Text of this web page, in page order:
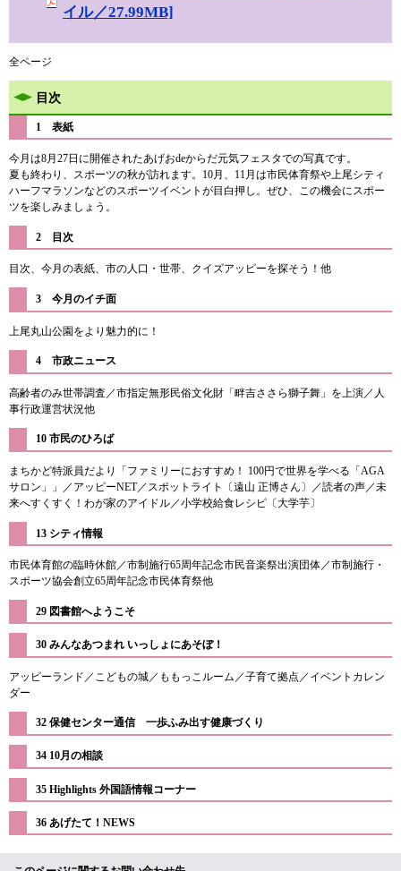
イル／27.99MB]
全ページ
目次
1 表紙
今月は8月27日に開催されたあげおdeからだ元気フェスタでの写真です。
夏も終わり、スポーツの秋が訪れます。10月、11月は市民体育祭や上尾シティ
ハーフマラソンなどのスポーツイベントが目白押し。ぜひ、この機会にスポー
ツを楽しみましょう。​
2 目次
目次、今月の表紙、市の人口・世帯、クイズアッピーを探そう！他
3 今月のイチ面
上尾丸山公園をより魅力的に！
​4 市政ニュース
高齢者のみ世帯調査／市指定無形民俗文化財「畔吉ささら獅子舞」を上演／人
事行政運営状況他
10 市民のひろば
まちかど特派員だより「ファミリーにおすすめ！ 100円で世界を学べる「AGA
サロン」」／アッピーNET／スポットライト〔遠山 正博さん〕／読者の声／未
来へすくすく！わが家のアイドル／小学校給食レシピ〔大学芋〕
13 シティ情報
市民体育館の臨時休館／市制施行65周年記念市民音楽祭出演団体／市制施行・
スポーツ協会創立65周年記念市民体育祭他
29 図書館へようこそ
​30 みんなあつまれ いっしょにあそぼ！
アッピーランド／こどもの城／ももっこルーム／子育て拠点／イベントカレン
ダー
32 保健センター通信 一歩ふみ出す健康づくり
34 10月の相談
​35 Highlights 外国語情報コーナー
​36 あげたて！NEWS